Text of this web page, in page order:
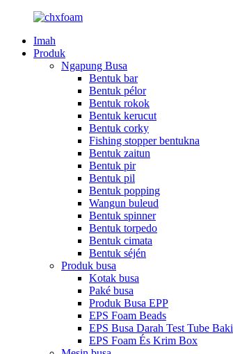
Imah
Produk
Ngapung Busa
Bentuk bar
Bentuk pélor
Bentuk rokok
Bentuk kerucut
Bentuk corky
Fishing stopper bentukna
Bentuk zaitun
Bentuk pir
Bentuk pil
Bentuk popping
Wangun buleud
Bentuk spinner
Bentuk torpedo
Bentuk cimata
Bentuk séjén
Produk busa
Kotak busa
Paké busa
Produk Busa EPP
EPS Foam Beads
EPS Busa Darah Test Tube Baki
EPS Foam És Krim Box